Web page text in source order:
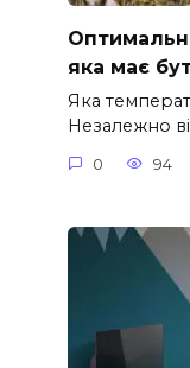
яка має
Яка
Незалежно
0 94